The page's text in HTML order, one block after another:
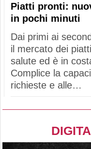
Piatti pronti:
in pochi minuti
Dai primi ai
il mercato dei
salute ed è in
Complice la
richieste e alle…